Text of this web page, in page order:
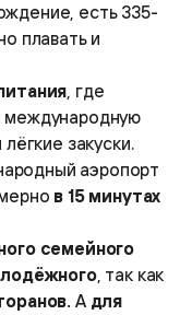
есть 335-
плавать и
, где
международную
закуски.
аэропорт
в 15 минутах
семейного
, так как
Адля